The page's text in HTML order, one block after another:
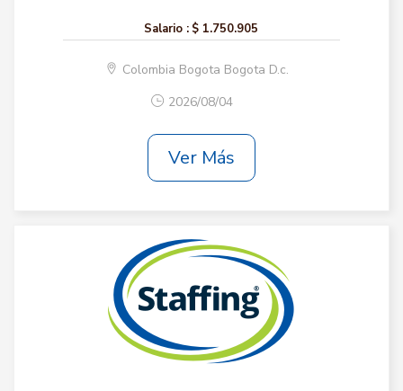
Salario : $ 1.750.905
Colombia Bogota Bogota D.c.
2026/08/04
Ver Más